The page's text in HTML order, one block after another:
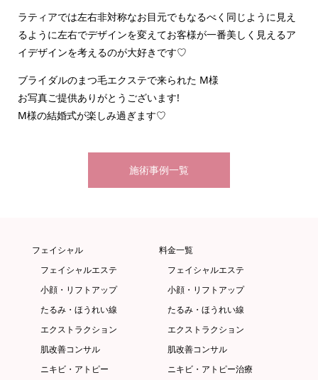
ラティアでは左右非対称なお目元でもなるべく同じように見え
るように左右でデザインを変えてお客様が一番美しく見えるア
イデザインを考えるのが大好きです♡
ブライダルのまつ毛エクステで来られた M様
お写真ご提供ありがとうございます!
M様の結婚式が楽しみ過ぎます♡
施術事例一覧
フェイシャル
フェイシャルエステ
小顔・リフトアップ
たるみ・ほうれい線
エクストラクション
肌改善コンサル
ニキビ・アトピー
料金一覧
フェイシャルエステ
小顔・リフトアップ
たるみ・ほうれい線
エクストラクション
肌改善コンサル
ニキビ・アトピー治療